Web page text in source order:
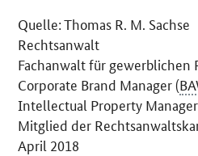
Quelle: Thomas R. M. Sachse
Rechtsanwalt
Fachanwalt für gewerblichen
Corporate Brand Manager(
Intellectual Property Manager
Mitglied der
April 2018